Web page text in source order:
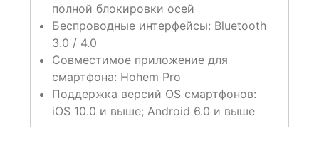
полной блокировки осей
Беспроводные интерфейсы: Bluetooth
3.0 / 4.0
Совместимое приложение для
смартфона: Hohem Pro
Поддержка версий OS смартфонов:
iOS 10.0 и выше; Android 6.0 и выше